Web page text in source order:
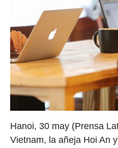
Hanoi, 30 may (Prensa
Vietnam, la añeja Hoi An